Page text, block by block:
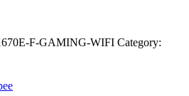
F-GAMING-WIFI Category: